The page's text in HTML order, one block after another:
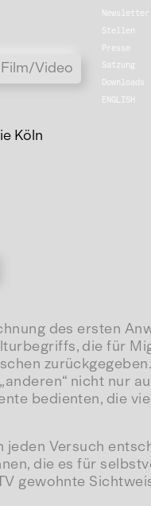
Newsletter
Stellen
Presse
Satzung
Downloads
ENGLISH
Werke und
Video
Köln
des ersten
die für
nicht nur
bedienten, die
Versuch
die es für
gewohnte